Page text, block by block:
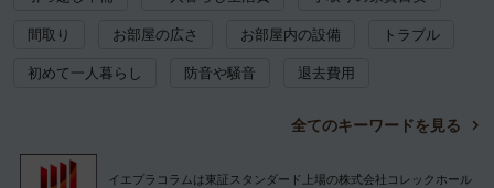
間取り お部屋の広さ お部屋内の設備 トラブル
初めて一人暮らし 防音や騒音 退去費用
全てのキーワードを見る
イエプラコラムは東証スタンダード上場の株式会社コレックホール